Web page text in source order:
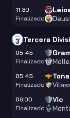
11:30
Finalizado
Tercera
05:45
Finalizado
05:45
Finalizado
Tona
06:00
Finalizado
Vic